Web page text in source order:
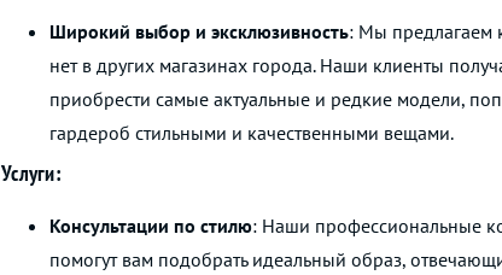
Широкий выбор и эксклюзивность: Мы предлагаем
нет в других магазинах города. Наши клиенты
приобрести самые актуальные и редкие модели,
гардероб стильными и качественными вещами.
Услуги:
Консультации по стилю: Наши профессиональные
помогут вам подобрать идеальный образ,